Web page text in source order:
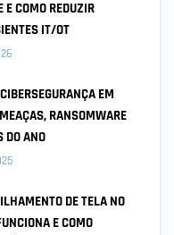
E COMO REDUZIR
IT/OT
EM
RANSOMWARE
DO ANO
DE TELA NO
E COMO